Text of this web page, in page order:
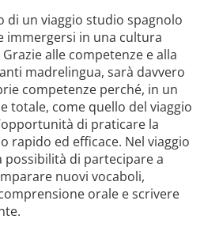
di un viaggio studio spagnolo
immergersi in una cultura
alle competenze e alla
madrelingua, sarà davvero
competenze perché, in un
totale, come quello del viaggio
di praticare la
rapido ed efficace. Nel viaggio
possibilità di partecipare a
nuovi vocaboli,
orale e scrivere